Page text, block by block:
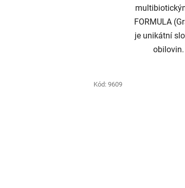
FORMULA
je unikátní
Kód: 9609